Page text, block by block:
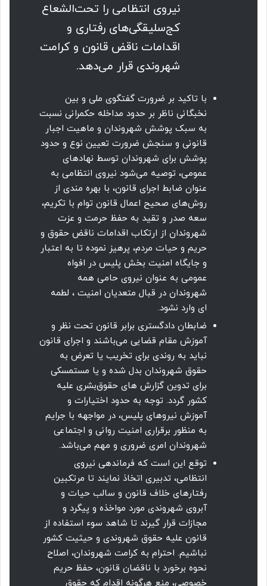
نیروی انتظامی را تحت‌الشعاع
کج‌سلیقگی‌های رفتاری و
اقدامات ناقض قانون و کرامت
شهروندی قرار می‌دهد.
با تاکید بر ضرورت گفتگوی ملی و بین
نخبگانی ناظر بر حدود مداخله حکمرانی نسبت
به سبک پوشش شهروندان و ماهیت اجبار
قانونی و سنجش ضرورت تعیین نوع و حدود
پوشش برای شهروندان توسط نهادهای
عمومی، توصیه می‌شود نیرو‌ی انتظامی به
عنوان ضابط اجرای قانون، با بهره مندی از
روش‌های صحیح اعمال قانون توام با تکریم،
سعه صدر و تقید به حفظ حرمت و عزت
شهروندان از ارتکاب اقدامات ناقض حقوق و
حریم و حیات مردم، پرهیز نموده تا به اعتبار
و جایگاه امنیت بخش پلیس در افواه
عمومی به عنوان نیروی حامی همه
شهروندان در قبال متعدیان امنیت ، لطمه
ای وارد نشود.
ضابطان دادگستری برابر قانون تحت نظر و
آموزش مقام قضایی می‌باشند و اجرای قانون
نباید به روندی برای تخریب یا تعرض به
حقوق شهروندان بدل شده و یا مستمسکی
برای تدوین گزارش های حقوق‌بشری علیه
کشور گردد. توجه به حدود اختیارات و
آموزش نیروهای پلیس، در مواجهه با جرایم
به منظور برقراری امنیت روانی و اجتماعی
شهروندان امری ضروری و مهم می‌باشد.
توقع این است که فرماندهی نیروی
انتظامی، تدبیری اتخاذ نمایند تا مرتکبین
رفتارهای خلاف قانون و سالب حیات و
آبروی شهروندی مورد مواخذه و پیگرد و
مجازات قرار گیرند تا شاهد سوء استفاده از
قانون علیه حقوق شهروندی و حیثیت کشور
نباشیم. احترام به کرامت شهروندان، اصلاح
نحوه برخورد با ناقضان قانون، حفظ حریم
خصوصی، منع هرگونه اقدام که حقوق